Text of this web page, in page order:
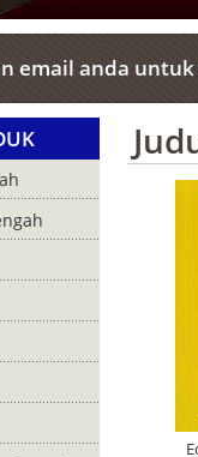
email anda